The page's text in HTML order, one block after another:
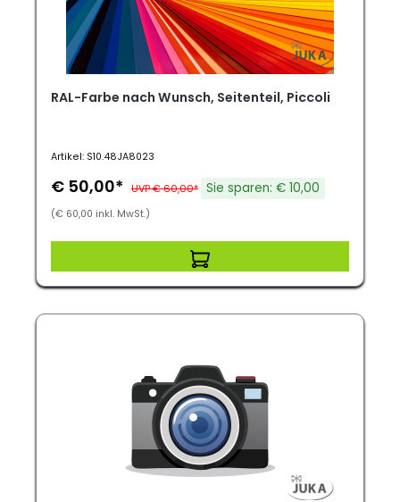
RAL-Farbe nach Wunsch, Seitenteil, Piccoli
Artikel: S10.48JA8023
€ 50,00* UVP € 60,00* Sie sparen: € 10,00
(€ 60,00 inkl. MwSt.)